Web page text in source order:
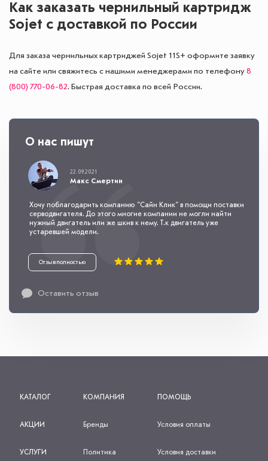
Как заказать чернильный картридж
Sojet с доставкой по России
Для заказа чернильных картриджей Sojet 11S+ оформите заявку
на сайте или свяжитесь с нашими менеджерами по телефону 8
(800) 770-06-82. Быстрая доставка по всей России.
О нас пишут
Оставить отзыв
22.09.2021
Макс Смертин
Хочу поблагодарить компанию "Сайн Клик" в помощи поставки
серводвигателя. До этого многие компании не могли найти
нужный двигатель или же шкив к нему. Т.к двигатель уже
устаревшей модели.
Отзыв полностью
КАТАЛОГ
АКЦИИ
УСЛУГИ
КОМПАНИЯ
Бренды
Политика
ПОМОЩЬ
Условия оплаты
Условия доставки